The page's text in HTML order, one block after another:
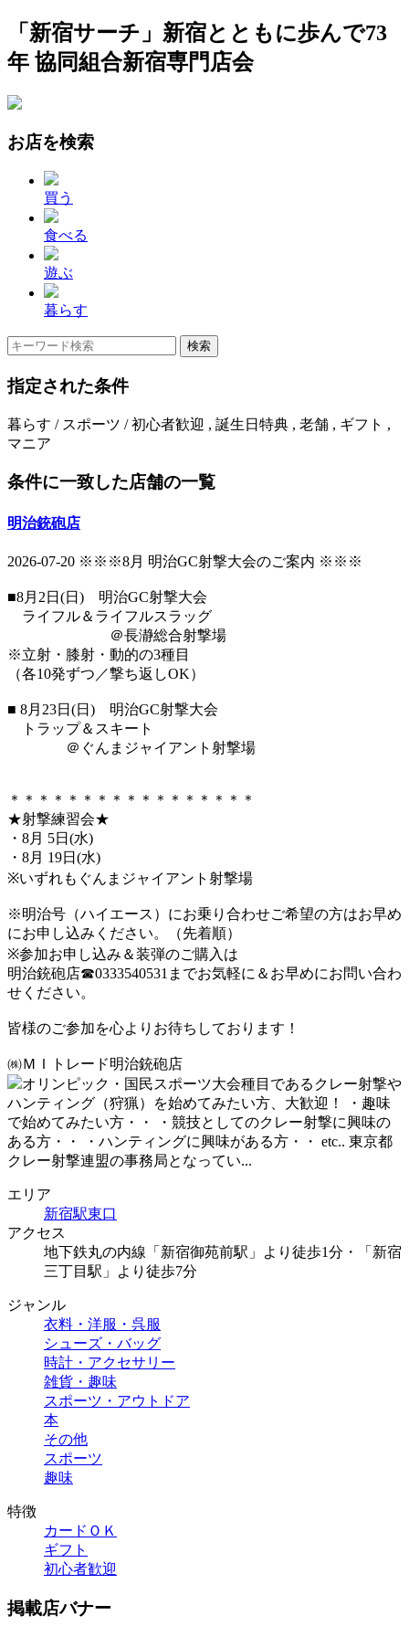
「新宿サーチ」新宿とともに歩んで73
年 協同組合新宿専門店会
お店を検索
買う
食べる
遊ぶ
暮らす
指定された条件
暮らす / スポーツ / 初心者歓迎 , 誕生日特典 , 老舗 , ギフト ,
マニア
条件に一致した店舗の一覧
明治銃砲店
2026-07-20 ※※※8月 明治GC射撃大会のご案内 ※※※
■8月2日(日) 明治GC射撃大会
ライフル＆ライフルスラッグ
＠長瀞総合射撃場
※立射・膝射・動的の3種目
（各10発ずつ／撃ち返しOK）
■ 8月23日(日) 明治GC射撃大会
トラップ＆スキート
＠ぐんまジャイアント射撃場
＊＊＊＊＊＊＊＊＊＊＊＊＊＊＊＊＊
★射撃練習会★
・8月 5日(水)
・8月 19日(水)
※いずれもぐんまジャイアント射撃場
※明治号（ハイエース）にお乗り合わせご希望の方はお早め
にお申し込みください。（先着順）
※参加お申し込み＆装弾のご購入は
明治銃砲店☎0333540531までお気軽に＆お早めにお問い合わ
せください。
皆様のご参加を心よりお待ちしております！
㈱ＭＩトレード明治銃砲店
オリンピック・国民スポーツ大会種目であるクレー射撃や
ハンティング（狩猟）を始めてみたい方、大歓迎！ ・趣味
で始めてみたい方・・ ・競技としてのクレー射撃に興味の
ある方・・ ・ハンティングに興味がある方・・ etc.. 東京都
クレー射撃連盟の事務局となってい...
エリア
新宿駅東口
アクセス
地下鉄丸の内線「新宿御苑前駅」より徒歩1分・「新宿
三丁目駅」より徒歩7分
ジャンル
衣料・洋服・呉服
シューズ・バッグ
時計・アクセサリー
雑貨・趣味
スポーツ・アウトドア
本
その他
スポーツ
趣味
特徴
カードＯＫ
ギフト
初心者歓迎
掲載店バナー